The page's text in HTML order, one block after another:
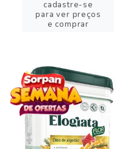
cadastre-se
para ver preços
e comprar